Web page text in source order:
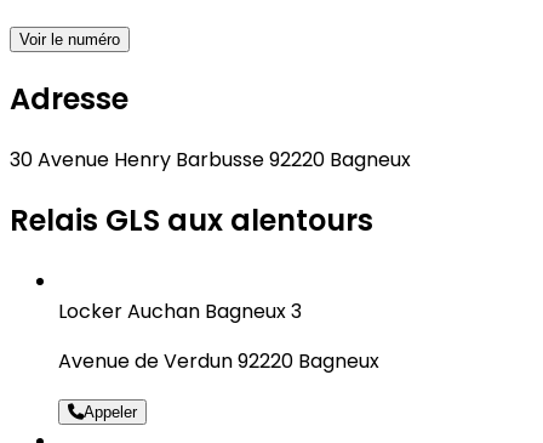
Voir le numéro
Adresse
30 Avenue Henry Barbusse 92220 Bagneux
Relais GLS aux alentours
Locker Auchan Bagneux 3
Avenue de Verdun 92220 Bagneux
Appeler